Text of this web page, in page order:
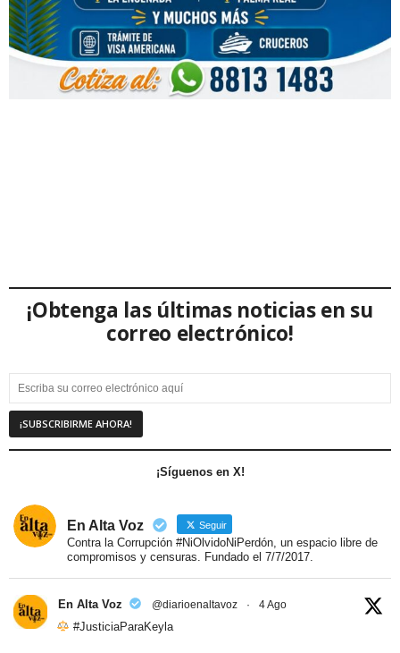
¡Obtenga las últimas noticias en su
correo electrónico!
¡Síguenos en X!
En Alta Voz Seguir
Contra la Corrupción #NiOlvidoNiPerdón, un espacio libre de
compromisos y censuras. Fundado el 7/7/2017.
En Alta Voz @diarioenaltavoz · 4 Ago
#JusticiaParaKeyla